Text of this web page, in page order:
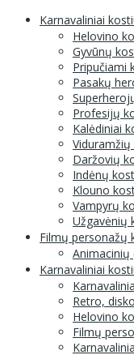
Karnavaliniai
Helovino
Gyvūnų
Pripučiami
Pasakų
Profesijų
Kalėdiniai
Daržovių
Indėnų
Klouno
Vampyrų
Užgavėnių
Filmų personažų
Karnavaliniai
Retro,
Helovino
Filmų